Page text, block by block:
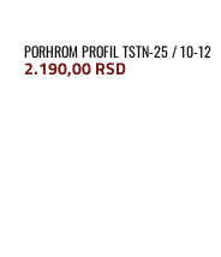
PORHROM PROFIL TSTN-25 / 10-12
2.190,00RSD